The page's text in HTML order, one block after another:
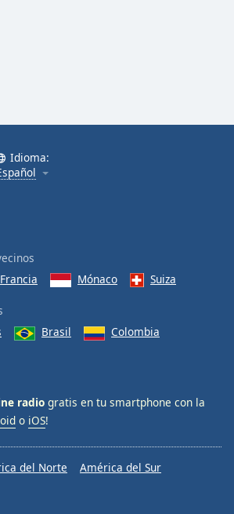
Idioma:
Francia Mónaco Suiza
Brasil
Colombia
radio gratis en tu smartphone con la
o iOS!
del Norte
América del Sur